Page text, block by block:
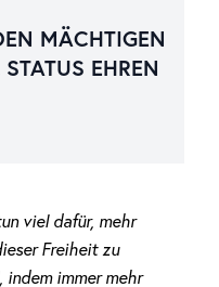
MÄCHTIGEN
EHREN
viel dafür, mehr
Freiheit zu
indem immer mehr